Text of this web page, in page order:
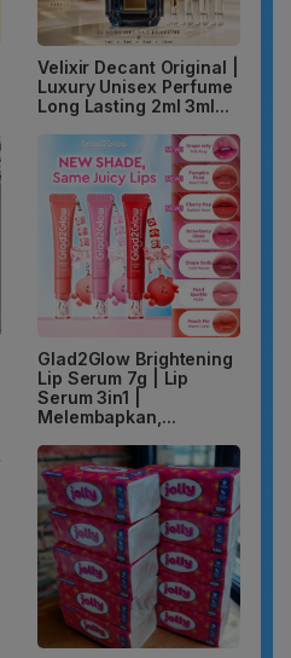
Velixir Decant Original |
Luxury Unisex Perfume
Long Lasting 2ml 3ml...
Glad2Glow Brightening
Lip Serum 7g | Lip
Serum 3in1 |
Melembapkan,...